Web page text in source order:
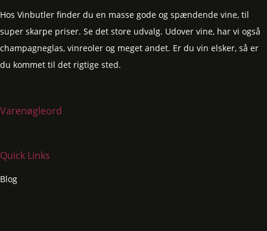
Hos Vinbutler finder du en masse gode og spændende vine, til
super skarpe priser. Se det store udvalg. Udover vine, har vi også
champagneglas, vinreoler og meget andet. Er du vin elsker, så er
du kommet til det rigtige sted.
Varenøgleord
Quick Links
Blog